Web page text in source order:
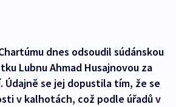
dnes odsoudil súdánskou
Lubnu Ahmad Husajnovou za
Údajně se jej dopustila tím, že se
v kalhotách, což podle úřadů v